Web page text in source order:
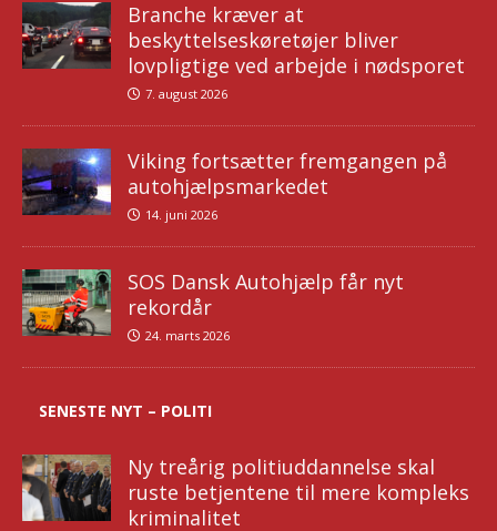
Branche kræver at
beskyttelseskøretøjer bliver
lovpligtige ved arbejde i nødsporet
7. august 2026
Viking fortsætter fremgangen på
autohjælpsmarkedet
14. juni 2026
SOS Dansk Autohjælp får nyt
rekordår
24. marts 2026
SENESTE NYT – POLITI
Ny treårig politiuddannelse skal
ruste betjentene til mere kompleks
kriminalitet